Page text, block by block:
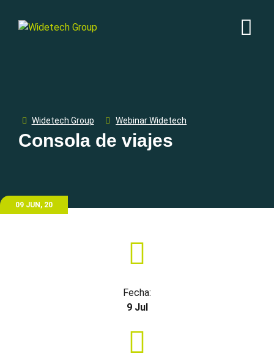
Widetech Group Webinar Widetech
Consola de viajes
09 JUN, 20
Fecha:
9 Jul